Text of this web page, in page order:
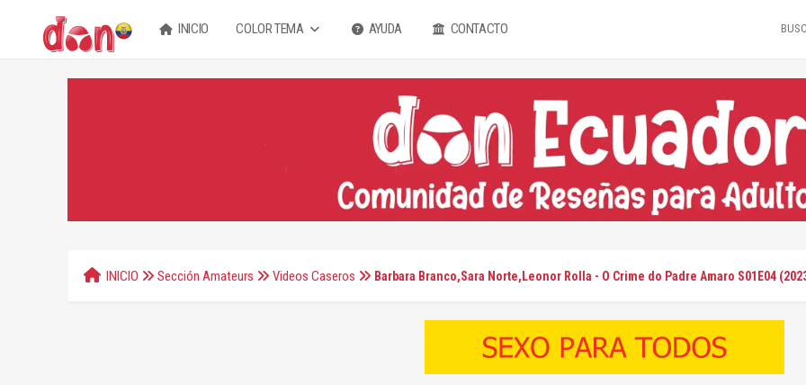
INICIO COLOR TEMA AYUDA CONTACTO
INICIO Sección Amateurs Videos Caseros Barbara Branco,Sara Norte,Leonor Rolla - O Crime do Padre Amaro S01E04